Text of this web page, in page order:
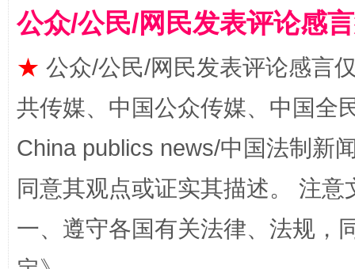
站台名比不上好声名
漫山遍野的桃花与雪山、麦地、白藏房 除
公众/公民/网民发表评论感
★ 公众/公民/网民发表评论感言
共传媒、中国公众传媒、中国全
China publics news/中国法制新
同意其观点或证实其描述。 注
一、遵守各国有关法律、法规，